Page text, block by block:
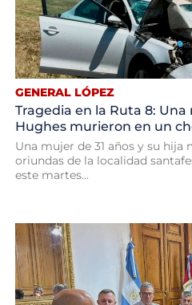
GENERAL LÓPEZ
Tragedia en la Ruta 8:
Hughes murieron en un
Una mujer de 31 años y su hija
oriundas de la localidad
este martes...